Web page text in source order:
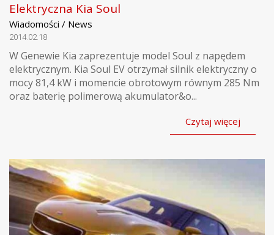
Elektryczna Kia Soul
Wiadomości / News
2014.02.18
W Genewie Kia zaprezentuje model Soul z napędem
elektrycznym. Kia Soul EV otrzymał silnik elektryczny o
mocy 81,4 kW i momencie obrotowym równym 285 Nm
oraz baterię polimerową akumulator&o...
Czytaj więcej